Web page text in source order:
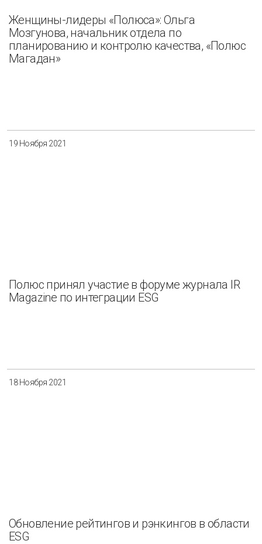
Женщины-лидеры «Полюса»: Ольга
Мозгунова, начальник отдела по
планированию и контролю качества, «Полюс
Магадан»
19 Ноября 2021
Полюс принял участие в форуме журнала IR
Magazine по интеграции ESG
18 Ноября 2021
Обновление рейтингов и рэнкингов в области
ESG